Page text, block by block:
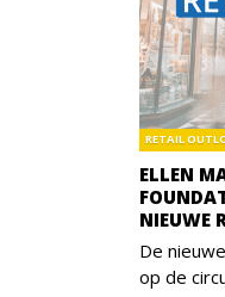
ELLEN
NIEUWE
RETAIL
De
op de